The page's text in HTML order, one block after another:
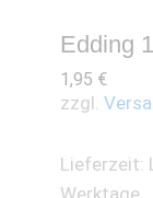
Edding
1,95 €
zzgl.
Lieferzeit: